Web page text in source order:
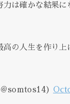
は確かな結果
の人生を作り上